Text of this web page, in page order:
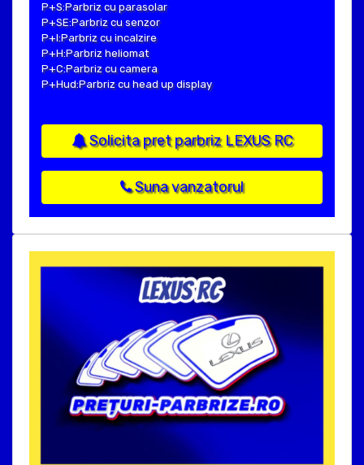
P+S:Parbriz cu parasolar
P+SE:Parbriz cu senzor
P+I:Parbriz cu incalzire
P+H:Parbriz heliomat
P+C:Parbriz cu camera
P+Hud:Parbriz cu head up display
Solicita pret parbriz LEXUS RC
Suna vanzatorul